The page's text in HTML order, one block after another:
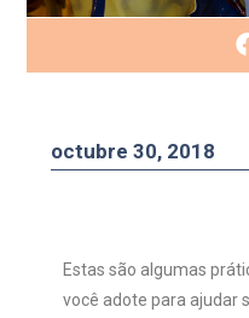
octubre 30, 2018
Estas são algumas
você adote para ajudar